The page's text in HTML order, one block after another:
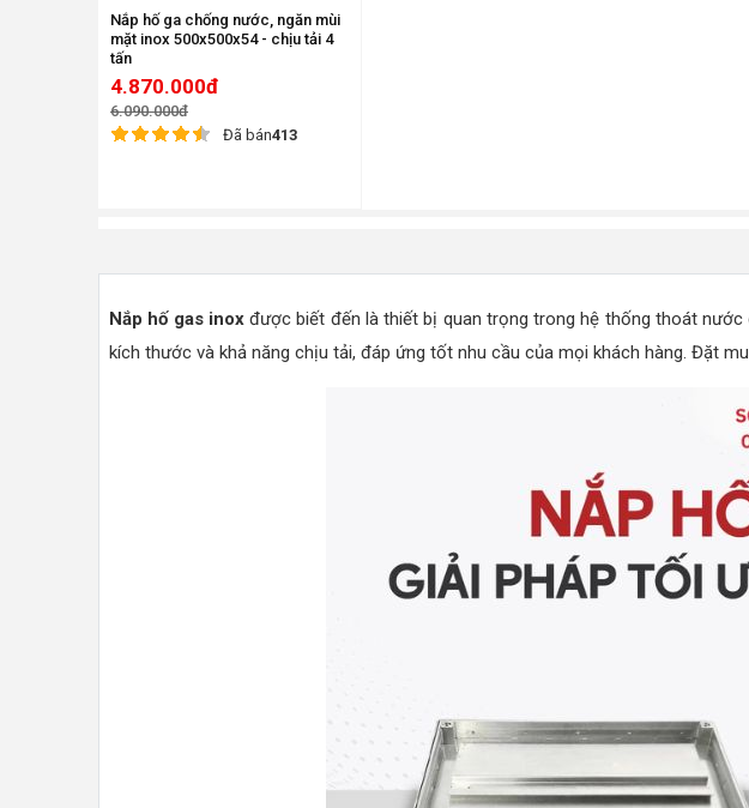
Nắp hố ga chống nước, ngăn mùi
mặt inox 500x500x54 - chịu tải 4
tấn
4.870.000đ
6.090.000đ
Đã bán413
Nắp hố gas inoxđược biết đến là thiết bị quan trọng trong hệ thống thoát nước
kích thước và khả năng chịu tải, đáp ứng tốt nhu cầu của mọi khách hàng. Đặt